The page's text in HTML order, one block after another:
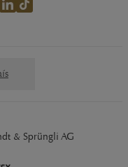
& Sprüngli AG